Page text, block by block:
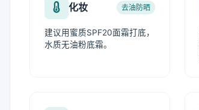
化妆 去油防晒
建议用蜜质SPF20面霜打底，
水质无油粉底霜。